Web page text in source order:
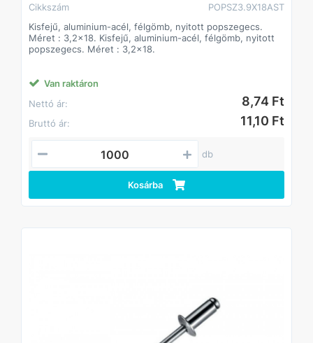
Cikkszám
POPSZ3.9X18AST
Kisfejű, aluminium-acél, félgömb, nyitott popszegecs.
Méret : 3,2x18. Kisfejű, aluminium-acél, félgömb, nyitott
popszegecs. Méret : 3,2x18.
Van raktáron
Nettó ár:
8,74 Ft
Bruttó ár: 11,10 Ft
db
Kosárba